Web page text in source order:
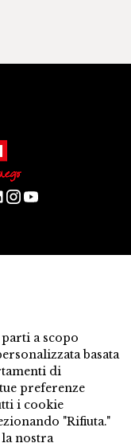
a scopo
basata
di
preferenze
i cookie
"Rifiuta."
nostra